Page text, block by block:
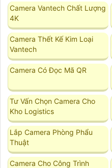
Camera Vantech Chất Lượng
4K
Camera Thết Kế Kim Loại
Vantech
Camera Có Đọc Mã QR
Tư Vấn Chọn Camera Cho
Kho Logistics
Lắp Camera Phòng Phẩu
Thuật
Camera Cho Công Trình